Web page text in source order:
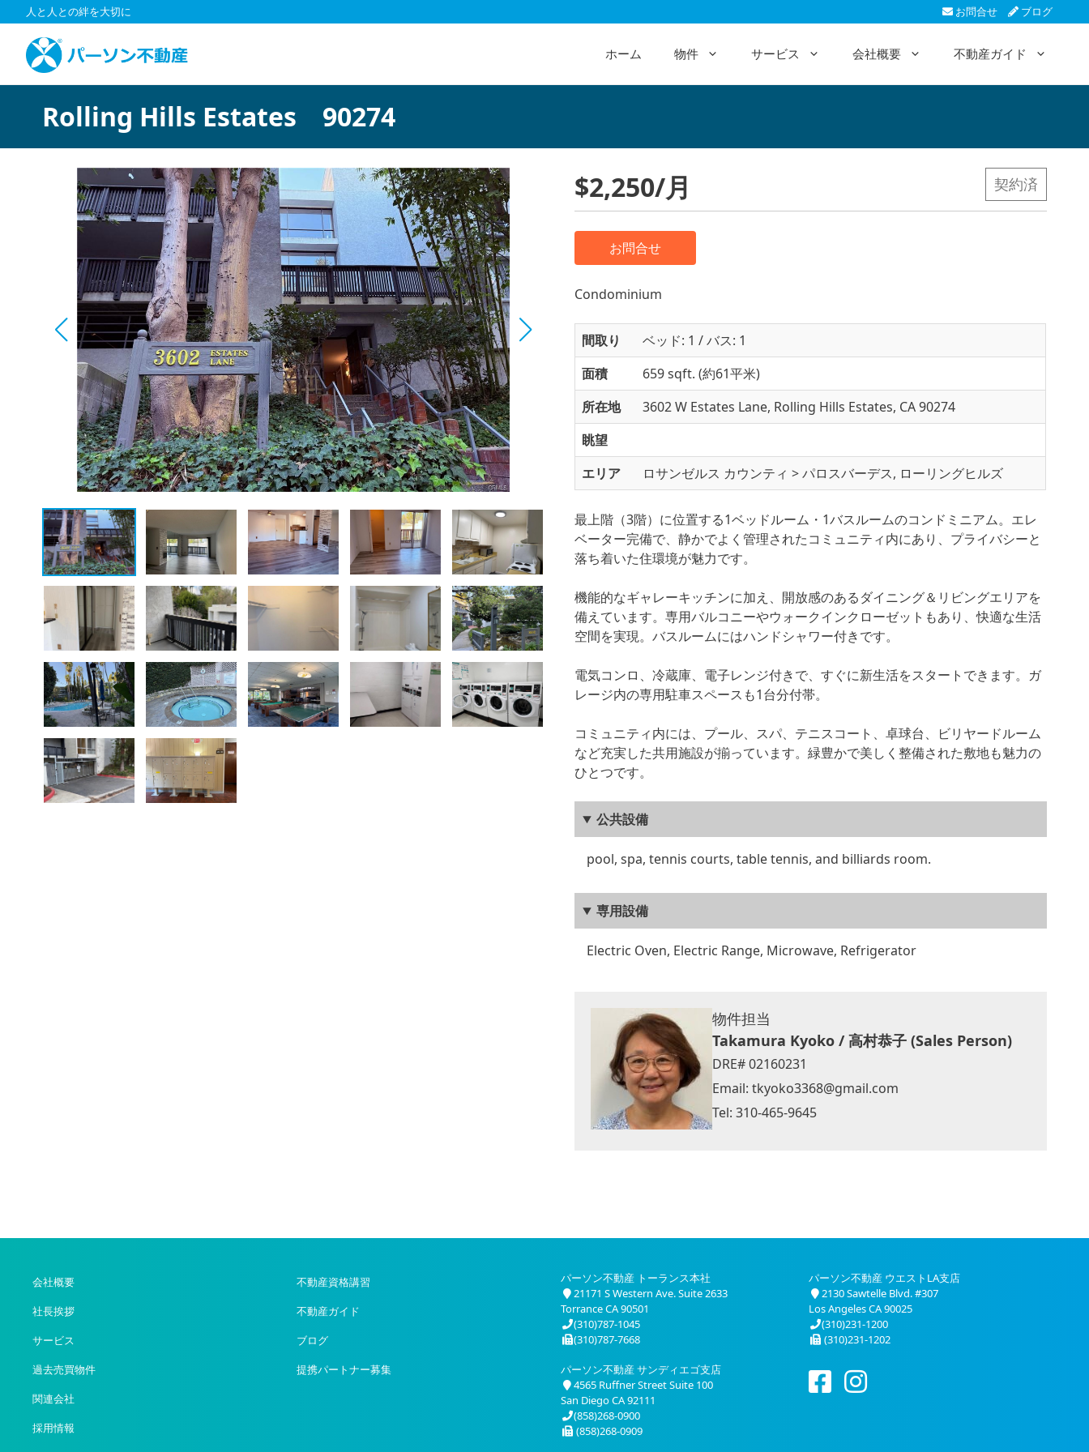
ン
ツ
キ
人と人との絆を大切に お問合せ ブログ
ホーム 物件 サービス 会社概要 不動産ガイド
Rolling Hills Estates 90274
$2,250/月 契約済
お問合せ
Condominium
間取り
ベッド: 1 / バス: 1
面積
659 sqft. (約61平米)
所在地
3602 W Estates Lane, Rolling Hills Estates, CA 90274
眺望
エリア
ロサンゼルス カウンティ > パロスバーデス, ローリングヒルズ
最上階（3階）に位置する1ベッドルーム・1バスルームのコンドミニアム。エレ
ベーター完備で、静かでよく管理されたコミュニティ内にあり、プライバシーと
落ち着いた住環境が魅力です。
機能的なギャレーキッチンに加え、開放感のあるダイニング＆リビングエリアを
備えています。専用バルコニーやウォークインクローゼットもあり、快適な生活
空間を実現。バスルームにはハンドシャワー付きです。
電気コンロ、冷蔵庫、電子レンジ付きで、すぐに新生活をスタートできます。ガ
レージ内の専用駐車スペースも1台分付帯。
コミュニティ内には、プール、スパ、テニスコート、卓球台、ビリヤードルーム
など充実した共用施設が揃っています。緑豊かで美しく整備された敷地も魅力の
ひとつです。
公共設備
pool, spa, tennis courts, table tennis, and billiards room.
専用設備
Electric Oven, Electric Range, Microwave, Refrigerator
物件担当
Takamura Kyoko / 高村恭子 (Sales Person)
DRE# 02160231
Email:tkyoko3368@gmail.com
Tel: 310-465-9645
会社概要
社長挨拶
サービス
過去売買物件
関連会社
採用情報
不動産資格講習
不動産ガイド
ブログ
提携パートナー募集
パーソン不動産 トーランス本社
21171 S Western Ave. Suite 2633
Torrance CA 90501
(310)787-1045
(310)787-7668
パーソン不動産 ウエストLA支店
2130 Sawtelle Blvd. #307
Los Angeles CA 90025
(310)231-1200
(310)231-1202
パーソン不動産 サンディエゴ支店
4565 Ruffner Street Suite 100
San Diego CA 92111
(858)268-0900
(858)268-0909